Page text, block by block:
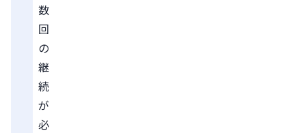
数
回
の
継
続
が
必